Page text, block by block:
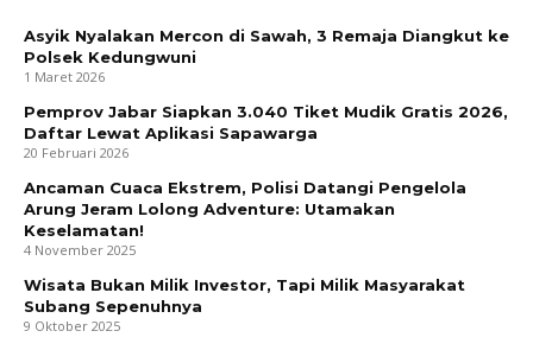
Asyik Nyalakan Mercon di Sawah, 3 Remaja Diangkut ke
Polsek Kedungwuni
1 Maret 2026
Pemprov Jabar Siapkan 3.040 Tiket Mudik Gratis 2026,
Daftar Lewat Aplikasi Sapawarga
20 Februari 2026
Ancaman Cuaca Ekstrem, Polisi Datangi Pengelola
Arung Jeram Lolong Adventure: Utamakan
Keselamatan!
4 November 2025
Wisata Bukan Milik Investor, Tapi Milik Masyarakat
Subang Sepenuhnya
9 Oktober 2025